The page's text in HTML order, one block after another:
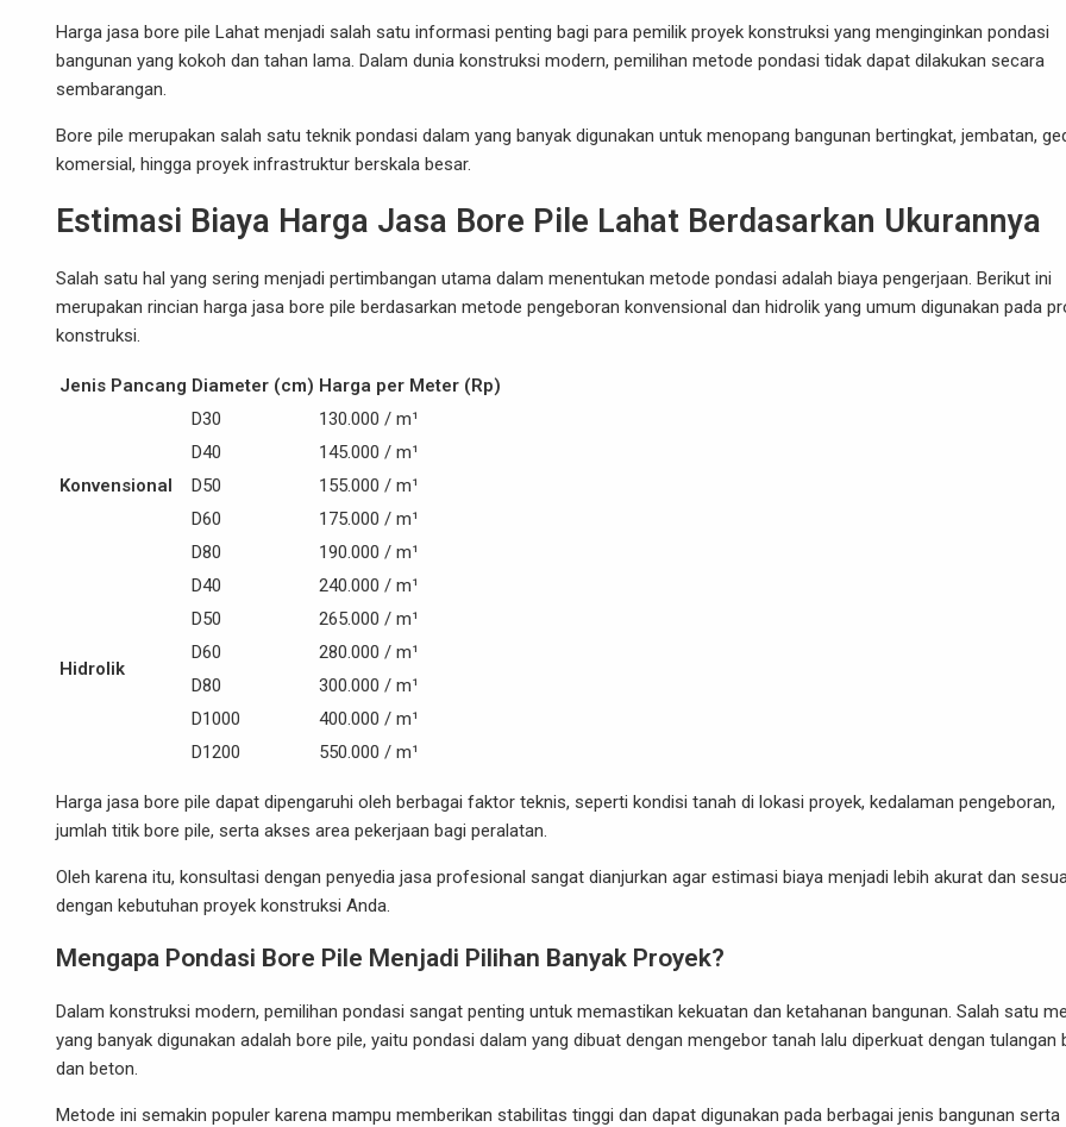
Harga jasa bore pile Lahat menjadi salah satu informasi penting bagi para pemilik proyek konstruksi yang menginginkan pondasi
bangunan yang kokoh dan tahan lama. Dalam dunia konstruksi modern, pemilihan metode pondasi tidak dapat dilakukan secara
sembarangan.
Bore pile merupakan salah satu teknik pondasi dalam yang banyak digunakan untuk menopang bangunan bertingkat, jembatan,
komersial, hingga proyek infrastruktur berskala besar.
Estimasi Biaya Harga Jasa Bore Pile Lahat Berdasarkan Ukurannya
Salah satu hal yang sering menjadi pertimbangan utama dalam menentukan metode pondasi adalah biaya pengerjaan. Berikut ini
merupakan rincian harga jasa bore pile berdasarkan metode pengeboran konvensional dan hidrolik yang umum digunakan pada
konstruksi.
Jenis Pancang Diameter (cm) Harga per Meter (Rp)
Konvensional
D30
130.000 / m¹
D40
145.000 / m¹
D50
155.000 / m¹
D60
175.000 / m¹
D80
190.000 / m¹
Hidrolik
D40
240.000 / m¹
D50
265.000 / m¹
D60
280.000 / m¹
D80
300.000 / m¹
D1000
400.000 / m¹
D1200
550.000 / m¹
Harga jasa bore pile dapat dipengaruhi oleh berbagai faktor teknis, seperti kondisi tanah di lokasi proyek, kedalaman pengeboran,
jumlah titik bore pile, serta akses area pekerjaan bagi peralatan.
Oleh karena itu, konsultasi dengan penyedia jasa profesional sangat dianjurkan agar estimasi biaya menjadi lebih akurat dan
dengan kebutuhan proyek konstruksi Anda.
Mengapa Pondasi Bore Pile Menjadi Pilihan Banyak Proyek?
Dalam konstruksi modern, pemilihan pondasi sangat penting untuk memastikan kekuatan dan ketahanan bangunan. Salah satu
yang banyak digunakan adalah bore pile, yaitu pondasi dalam yang dibuat dengan mengebor tanah lalu diperkuat dengan tulangan
dan beton.
Metode ini semakin populer karena mampu memberikan stabilitas tinggi dan dapat digunakan pada berbagai jenis bangunan serta